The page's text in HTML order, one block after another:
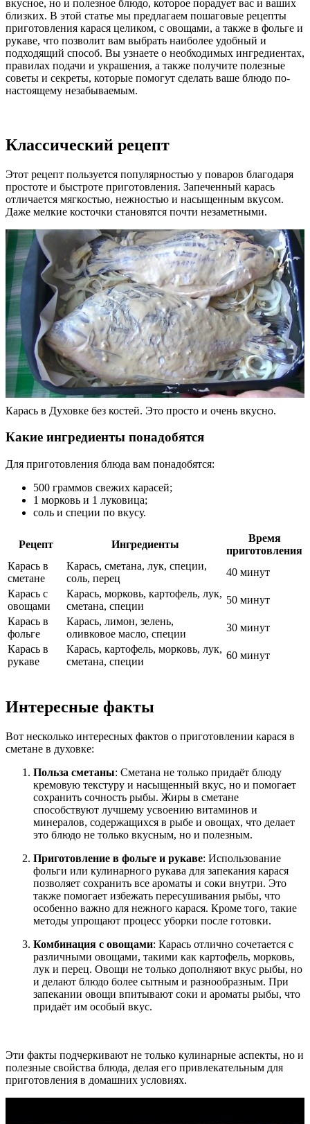
вкусное, но и полезное блюдо, которое порадует вас и ваших
близких. В этой статье мы предлагаем пошаговые рецепты
приготовления карася целиком, с овощами, а также в фольге и
рукаве, что позволит вам выбрать наиболее удобный и
подходящий способ. Вы узнаете о необходимых ингредиентах,
правилах подачи и украшения, а также получите полезные
советы и секреты, которые помогут сделать ваше блюдо по-
настоящему незабываемым.
Классический рецепт
Этот рецепт пользуется популярностью у поваров благодаря
простоте и быстроте приготовления. Запеченный карась
отличается мягкостью, нежностью и насыщенным вкусом.
Даже мелкие косточки становятся почти незаметными.
Карась в Духовке без костей. Это просто и очень вкусно.
Какие ингредиенты понадобятся
Для приготовления блюда вам понадобятся:
500 граммов свежих карасей;
1 морковь и 1 луковица;
соль и специи по вкусу.
Рецепт Ингредиенты
Время
приготовления
Карась в
сметане
Карась, сметана, лук, специи,
соль, перец
40 минут
Карась с
овощами
Карась, морковь, картофель, лук,
сметана, специи
50 минут
Карась в
фольге
Карась, лимон, зелень,
оливковое масло, специи
30 минут
Карась в
рукаве
Карась, картофель, морковь, лук,
сметана, специи
60 минут
Интересные факты
Вот несколько интересных фактов о приготовлении карася в
сметане в духовке:
Польза сметаны: Сметана не только придаёт блюду
кремовую текстуру и насыщенный вкус, но и помогает
сохранить сочность рыбы. Жиры в сметане
способствуют лучшему усвоению витаминов и
минералов, содержащихся в рыбе и овощах, что делает
это блюдо не только вкусным, но и полезным.
Приготовление в фольге и рукаве: Использование
фольги или кулинарного рукава для запекания карася
позволяет сохранить все ароматы и соки внутри. Это
также помогает избежать пересушивания рыбы, что
особенно важно для нежного карася. Кроме того, такие
методы упрощают процесс уборки после готовки.
Комбинация с овощами: Карась отлично сочетается с
различными овощами, такими как картофель, морковь,
лук и перец. Овощи не только дополняют вкус рыбы, но
и делают блюдо более сытным и разнообразным. При
запекании овощи впитывают соки и ароматы рыбы, что
придаёт им особый вкус.
Эти факты подчеркивают не только кулинарные аспекты, но и
полезные свойства блюда, делая его привлекательным для
приготовления в домашних условиях.